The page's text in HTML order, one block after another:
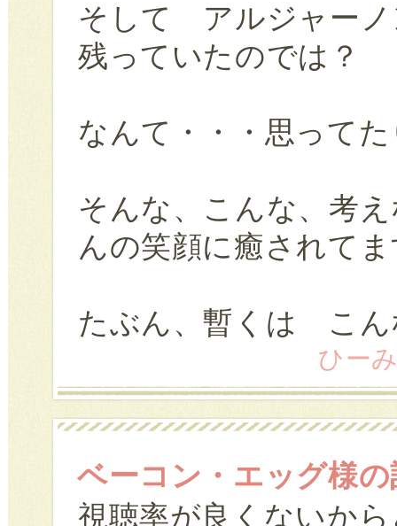
そして アルジャーノ
残っていたのでは？
なんて・・・思って
そんな、こんな、考
んの笑顔に癒されて
たぶん、暫くは こん
ひー
ベーコン・エッグ様
視聴率が良くないか